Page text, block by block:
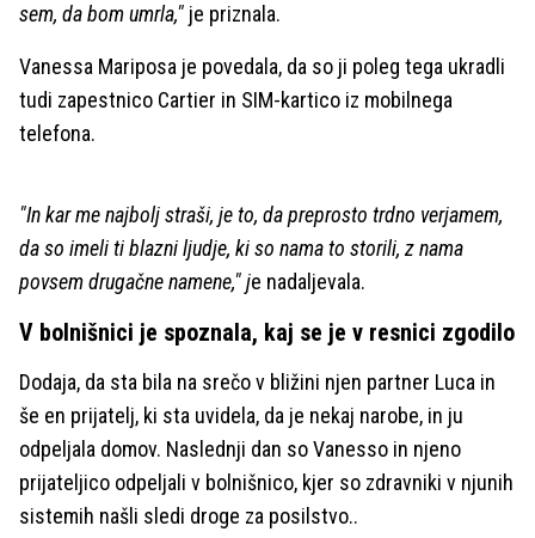
sem, da bom umrla," je priznala.
Vanessa Mariposa je povedala, da so ji poleg tega ukradli
tudi zapestnico Cartier in SIM-kartico iz mobilnega
telefona.
"In kar me najbolj straši, je to, da preprosto trdno verjamem,
da so imeli ti blazni ljudje, ki so nama to storili, z nama
povsem drugačne namene," je nadaljevala.
V bolnišnici je spoznala, kaj se je v resnici zgodilo
Dodaja, da sta bila na srečo v bližini njen partner Luca in
še en prijatelj, ki sta uvidela, da je nekaj narobe, in ju
odpeljala domov. Naslednji dan so Vanesso in njeno
prijateljico odpeljali v bolnišnico, kjer so zdravniki v njunih
sistemih našli sledi droge za posilstvo..